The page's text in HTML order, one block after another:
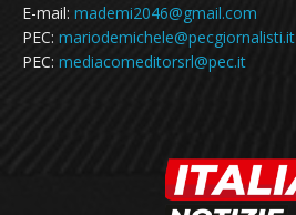
E-mail: mademi2046@gmail.com
PEC: mariodemichele@pecgiornalisti.it
PEC: mediacomeditorsrl@pec.it